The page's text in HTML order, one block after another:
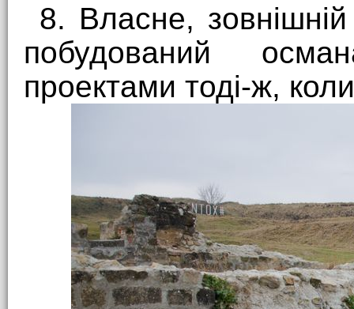
8. Власне,
побудований
проектами тоді-ж,